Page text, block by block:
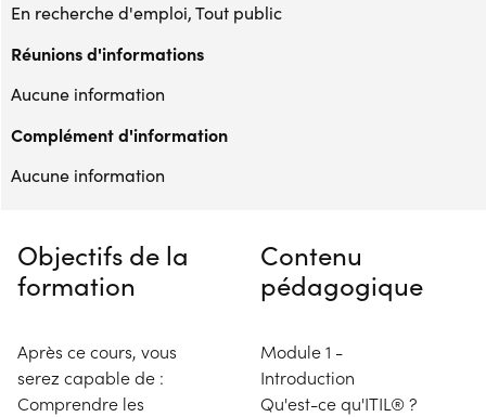
En recherche d'emploi, Tout public
Réunions d'informations
Aucune information
Complément d'information
Aucune information
Objectifs de la
formation
Après ce cours, vous
serez capable de :
Comprendre les
Contenu
pédagogique
Module 1 -
Introduction
Qu'est-ce qu'ITIL® ?